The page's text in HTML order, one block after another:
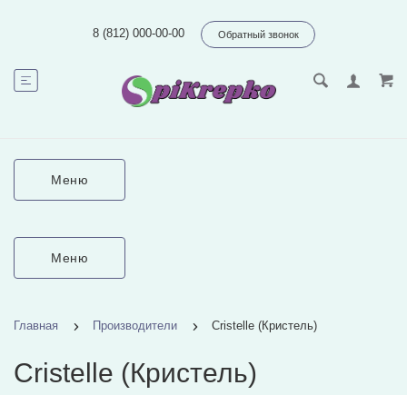
8 (812) 000-00-00 Обратный звонок
Меню
Меню
Главная Производители Cristelle (Кристель)
Cristelle (Кристель)